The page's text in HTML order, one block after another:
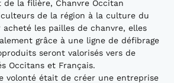
de la filière, Chanvre Occitan
de la région à la culture du
acheté les pailles de chanvre, elles
grâce à une ligne de défibrage
seront valorisés vers de
Occitans et Français.
volonté était de créer une entreprise